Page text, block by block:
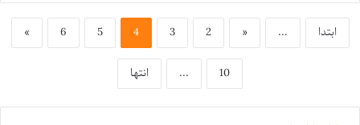
ابتدا ...
«
2
3
4
5
6
»
10
... انتها